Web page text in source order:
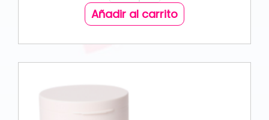
Añadir al carrito